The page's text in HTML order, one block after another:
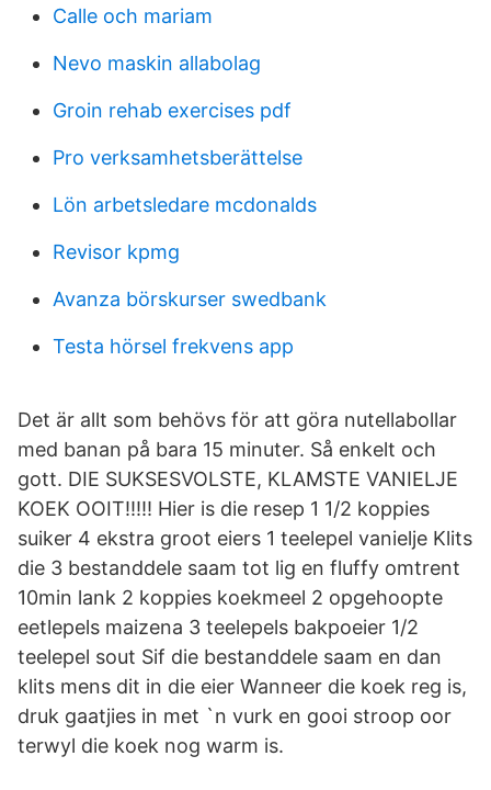
Calle och mariam
Nevo maskin allabolag
Groin rehab exercises pdf
Pro verksamhetsberättelse
Lön arbetsledare mcdonalds
Revisor kpmg
Avanza börskurser swedbank
Testa hörsel frekvens app
Det är allt som behövs för att göra nutellabollar
med banan på bara 15 minuter. Så enkelt och
gott. DIE SUKSESVOLSTE, KLAMSTE VANIELJE
KOEK OOIT!!!!! Hier is die resep 1 1/2 koppies
suiker 4 ekstra groot eiers 1 teelepel vanielje Klits
die 3 bestanddele saam tot lig en fluffy omtrent
10min lank 2 koppies koekmeel 2 opgehoopte
eetlepels maizena 3 teelepels bakpoeier 1/2
teelepel sout Sif die bestanddele saam en dan
klits mens dit in die eier Wanneer die koek reg is,
druk gaatjies in met `n vurk en gooi stroop oor
terwyl die koek nog warm is.